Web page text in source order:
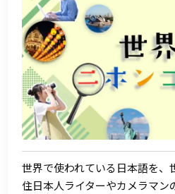
世界で使われている日本語を、
住日本人ライターやカメラマン